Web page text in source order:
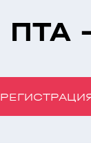
ПТА